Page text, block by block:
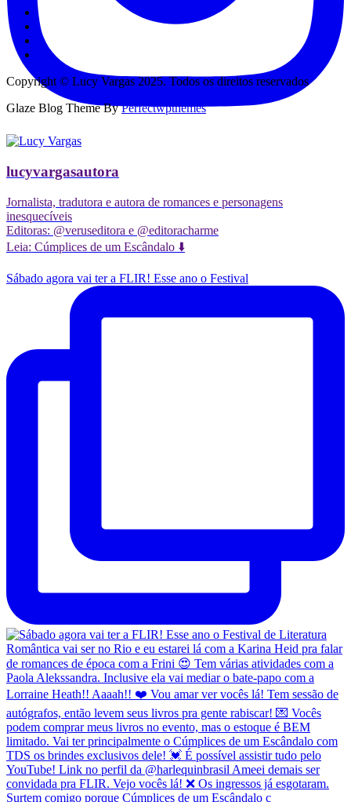
lucyvargasautora
Jornalista, tradutora e autora de romances e personagens
inesquecíveis
Editoras: @veruseditora e @editoracharme
Leia: Cúmplices de um Escândalo ⬇️
Sábado agora vai ter a FLIR! Esse ano o Festival
Surtem comigo porque Cúmplices de um Escândalo c
Copyright © Lucy Vargas 2025. Todos os direitos reservados
Glaze Blog Theme ByPerfectwpthemes